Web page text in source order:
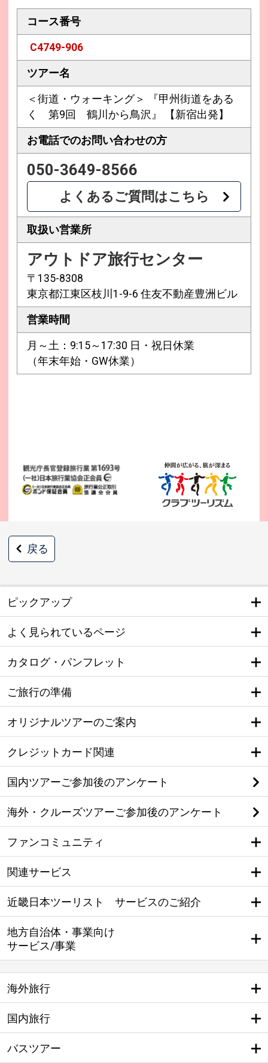
コース番号
C4749-906
ツアー名
＜街道・ウォーキング＞ 『甲州街道をある
く 第9回 鶴川から鳥沢』 【新宿出発】
お電話でのお問い合わせの方
050-3649-8566
よくあるご質問はこちら
取扱い営業所
アウトドア旅行センター
〒135-8308
東京都江東区枝川1-9-6 住友不動産豊洲ビル
営業時間
月～土：9:15～17:30 日・祝日休業
（年末年始・GW休業）
戻る
ピックアップ
よく見られているページ
カタログ・パンフレット
ご旅行の準備
オリジナルツアーのご案内
クレジットカード関連
国内ツアーご参加後のアンケート
海外・クルーズツアーご参加後のアンケート
ファンコミュニティ
関連サービス
近畿日本ツーリスト サービスのご紹介
地方自治体・事業向け
サービス/事業
海外旅行
国内旅行
バスツアー